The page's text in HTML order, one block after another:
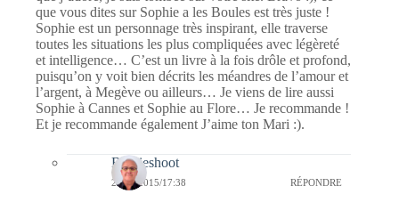
que vous dites sur Sophie a les Boules est très juste !
Sophie est un personnage très inspirant, elle traverse
toutes les situations les plus compliquées avec légèreté
et intelligence… C’est un livre à la fois drôle et profond,
puisqu’on y voit bien décrits les méandres de l’amour et
l’argent, à Megève ou ailleurs… Je viens de lire aussi
Sophie à Cannes et Sophie au Flore… Je recommande !
Et je recommande également J’aime ton Mari :).
Bernieshoot
23/06/2015/17:38 RÉPONDRE